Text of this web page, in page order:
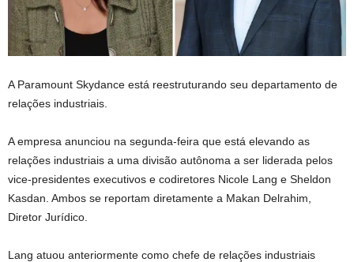
A Paramount Skydance está reestruturando seu departamento de
relações industriais.
A empresa anunciou na segunda-feira que está elevando as
relações industriais a uma divisão autônoma a ser liderada pelos
vice-presidentes executivos e codiretores Nicole Lang e Sheldon
Kasdan. Ambos se reportam diretamente a Makan Delrahim,
Diretor Jurídico.
Lang atuou anteriormente como chefe de relações industriais